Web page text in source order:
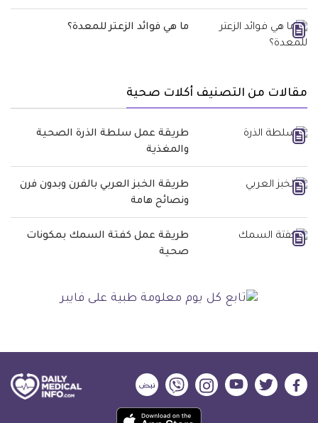
ما هي فوائد الزعتر للمعدة؟
مقالات من التصنيف أكلات صحية
طريقة عمل سلطة الذرة الصحية
والمغذية
طريقة الخبز العربي بالفرن وبدون فرن
ونصائح هامة
طريقة عمل كفتة السمك بمكونات
صحية
ديلي
ديلي
ديلي
ميديكال
ديلي
ميديكال
ديلي
ميديكال
ديلي
ميديكال
حمل